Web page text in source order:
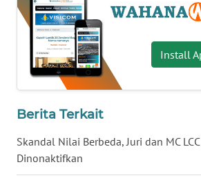
Install
Berita Terkait
Skandal Nilai Berbeda, Juri dan MC
Dinonaktifkan
SUMSEL
WN
BENGKULU
WN
LAMPUNG
WN
JATENG